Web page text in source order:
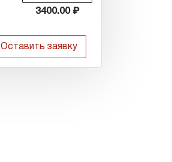
3400.00
Оставить заявку